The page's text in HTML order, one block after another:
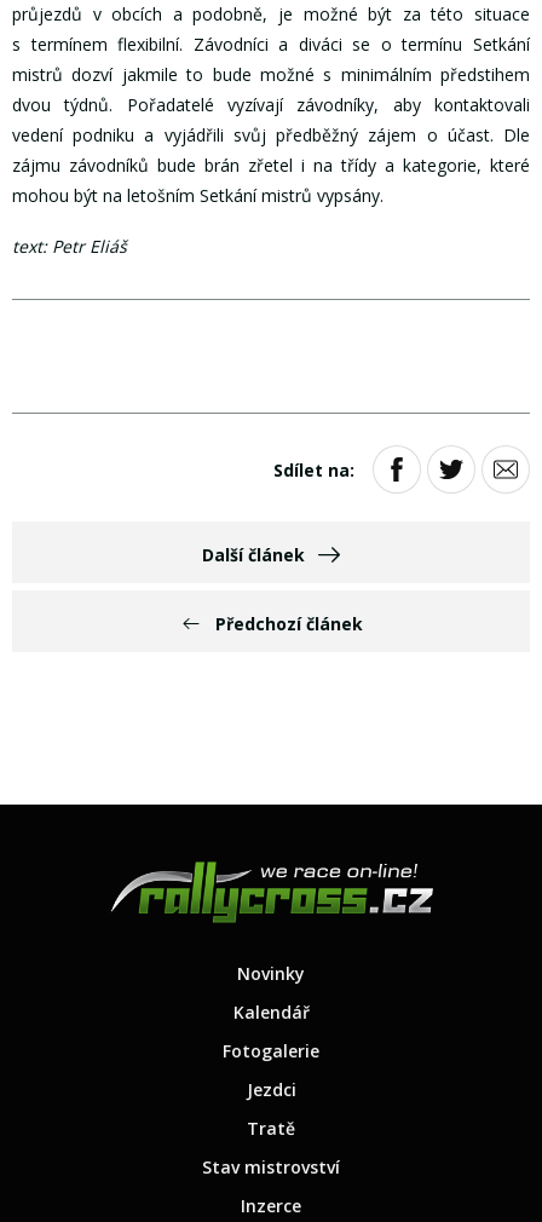
průjezdů v obcích a podobně, je možné být za této situace
s termínem flexibilní. Závodníci a diváci se o termínu Setkání
mistrů dozví jakmile to bude možné s minimálním předstihem
dvou týdnů. Pořadatelé vyzívají závodníky, aby kontaktovali
vedení podniku a vyjádřili svůj předběžný zájem o účast. Dle
zájmu závodníků bude brán zřetel i na třídy a kategorie, které
mohou být na letošním Setkání mistrů vypsány.
text: Petr Eliáš
Předchozí článek
Sdílet na:
Další článek
Novinky
Kalendář
Fotogalerie
Jezdci
Tratě
Stav mistrovství
Inzerce